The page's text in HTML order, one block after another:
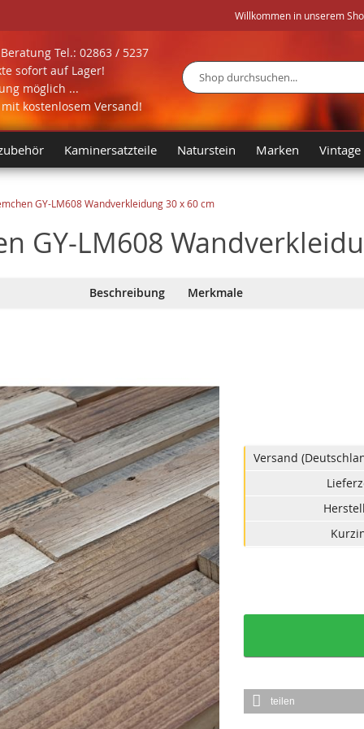
Willkommen in unserem
Tel.: 02863 / 5237
sofort auf Lager!
möglich ...
kostenlosem Versand!
Suche
Kaminersatzteile Naturstein Marken Vintage
GY-LM608 Wandverkleidung 30 x 60 cm
GY-LM608
Beschreibung Merkmale
Versand
teilen